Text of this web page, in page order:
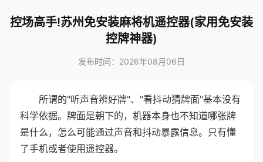
控场高手!苏州免安装麻将机遥控器(家用免安装
控牌神器)
发布时间：2026年08月06日
所谓的"听声音辨好牌"、"看抖动猜牌面"基本没有
科学依据。牌面是朝下的，机器本身也不知道哪张牌
是什么，怎么可能通过声音和抖动暴露信息。只有懂
了手机或者使用遥控器。